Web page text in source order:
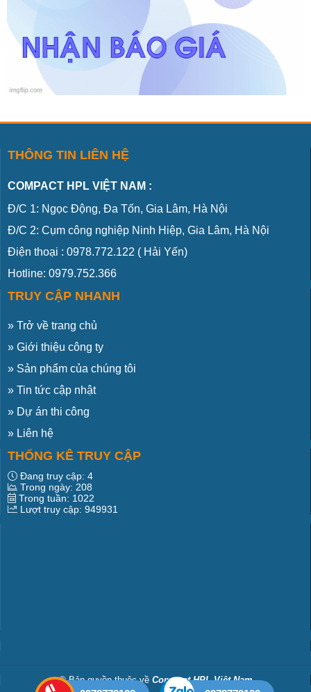
THÔNG TIN LIÊN HỆ
COMPACT HPL VIỆT NAM :
Đ/C 1: Ngọc Động, Đa Tốn, Gia Lâm, Hà Nội
Đ/C 2: Cụm công nghiệp Ninh Hiệp, Gia Lâm, Hà Nội
Điện thoại : 0978.772.122 ( Hải Yến)
Hotline: 0979.752.366
TRUY CẬP NHANH
» Trở về trang chủ
» Giới thiệu công ty
» Sản phẩm của chúng tôi
» Tin tức cập nhật
» Dự án thi công
» Liên hệ
THỐNG KÊ TRUY CẬP
Đang truy cập: 4
Trong ngày: 208
Trong tuần: 1022
Lượt truy cập: 949931
© Bản quyền thuộc về Compact HPL Việt Nam